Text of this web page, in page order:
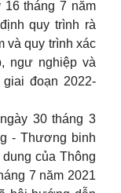
16 tháng 7 năm
quy trình rà
và quy trình xác
ngư nghiệp và
đoạn 2022-
ngày 30 tháng 3
- Thương binh
của Thông
7 năm 2021